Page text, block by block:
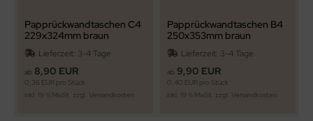
Papprückwandtaschen C4
229x324mm braun
Lieferzeit: 3-4 Tage
ab 8,90 EUR
0,36 EUR pro Stück
inkl. 19 % MwSt. zzgl. Versandkosten
Papprückwandtaschen B4
250x353mm braun
Lieferzeit: 3-4 Tage
ab 9,90 EUR
0,40 EUR pro Stück
inkl. 19 % MwSt. zzgl. Versandkosten